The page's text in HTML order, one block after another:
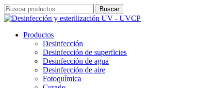
Ir
al
Buscar
por:
Buscar
Productos
Desinfección
Desinfección de superficies
Desinfección de agua
Desinfección de aire
Fotoquímica